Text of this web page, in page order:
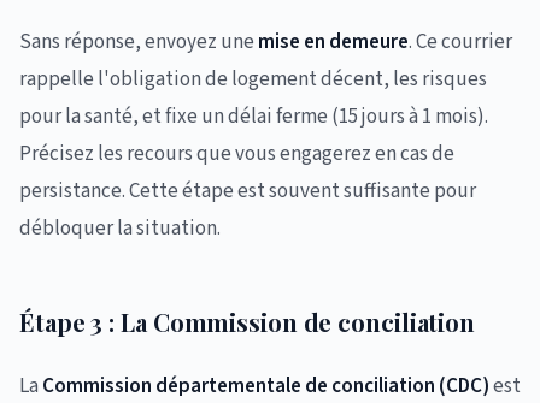
Sans réponse, envoyez une mise en demeure. Ce courrier
rappelle l'obligation de logement décent, les risques
pour la santé, et fixe un délai ferme (15 jours à 1 mois).
Précisez les recours que vous engagerez en cas de
persistance. Cette étape est souvent suffisante pour
débloquer la situation.
Étape 3 : La Commission de conciliation
La Commission départementale de conciliation (CDC)est